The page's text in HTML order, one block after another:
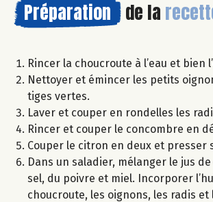
Préparation de la
Rincer la choucroute à l’eau et bien
Nettoyer et émincer les petits
tiges vertes.
Laver et couper en rondelles les
Rincer et couper le concombre en
Couper le citron en deux et presser
Dans un saladier, mélanger le jus
sel, du poivre et miel. Incorporer
choucroute, les oignons, les radis et